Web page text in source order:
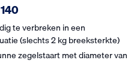
te verbreken in een
(slechts 2 kg breeksterkte)
zegelstaart met diameter van